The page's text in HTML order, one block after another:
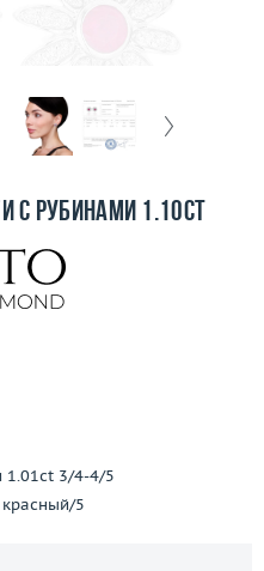
с рубинами 1.10ct
1.01ct 3/4-4/5
красный/5